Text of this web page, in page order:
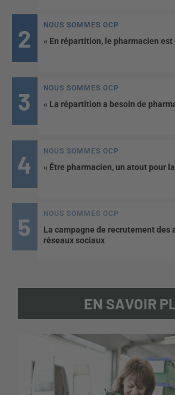
NOUS SOMMES OCP
« En répartition, le pharmacien
NOUS SOMMES OCP
« La répartition a besoin de
NOUS SOMMES OCP
« Être pharmacien, un atout pour
NOUS SOMMES OCP
La campagne de recrutement des
réseaux sociaux
EN SAVOIR